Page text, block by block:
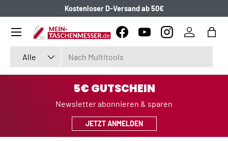
DIREKT ZUM INHALT
Kostenloser D-Versand ab 50€
Alle
FacebookYouTubeInstagramEinloggen
Menü
5€ GUTSCHEIN
Newsletter abonnieren & sparen
JETZT ANMELDEN